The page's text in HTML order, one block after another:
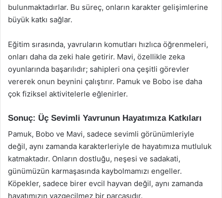
bulunmaktadırlar. Bu süreç, onların karakter gelişimlerine
büyük katkı sağlar.
Eğitim sırasında, yavruların komutları hızlıca öğrenmeleri,
onları daha da zeki hale getirir. Mavi, özellikle zeka
oyunlarında başarılıdır; sahipleri ona çeşitli görevler
vererek onun beynini çalıştırır. Pamuk ve Bobo ise daha
çok fiziksel aktivitelerle eğlenirler.
Sonuç: Üç Sevimli Yavrunun Hayatımıza Katkıları
Pamuk, Bobo ve Mavi, sadece sevimli görünümleriyle
değil, aynı zamanda karakterleriyle de hayatımıza mutluluk
katmaktadır. Onların dostluğu, neşesi ve sadakati,
günümüzün karmaşasında kaybolmamızı engeller.
Köpekler, sadece birer evcil hayvan değil, aynı zamanda
hayatımızın vazgeçilmez bir parçasıdır.